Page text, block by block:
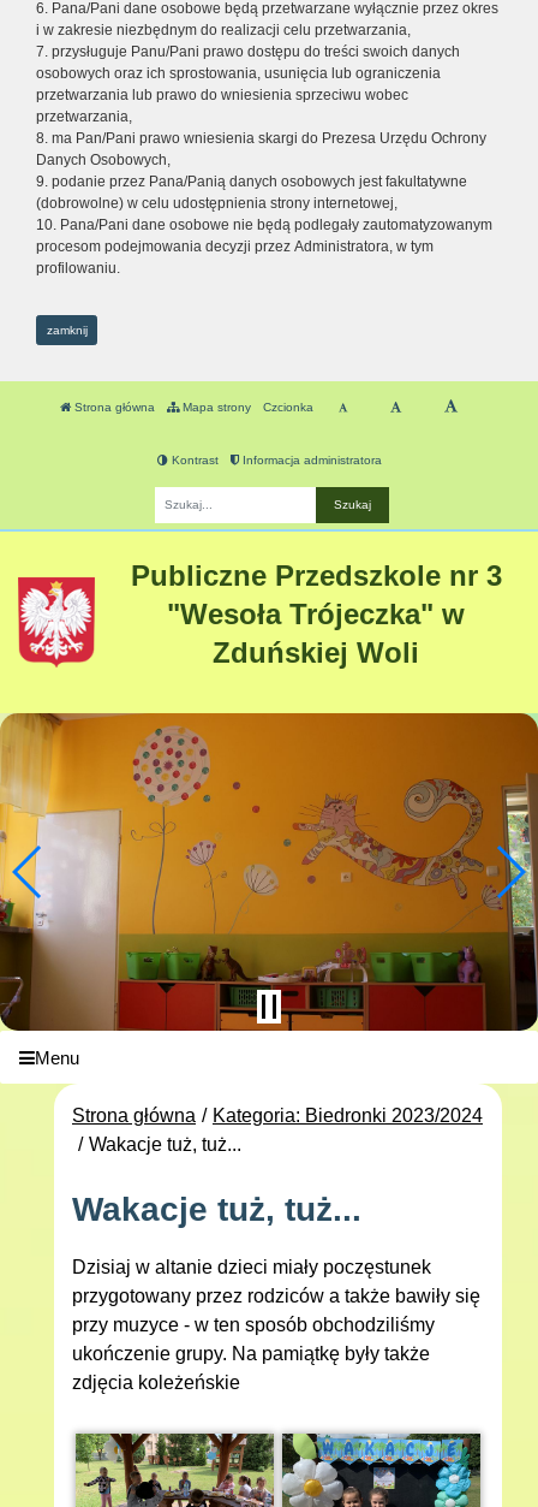
6. Pana/Pani dane osobowe będą przetwarzane wyłącznie przez okres
i w zakresie niezbędnym do realizacji celu przetwarzania,
7. przysługuje Panu/Pani prawo dostępu do treści swoich danych
osobowych oraz ich sprostowania, usunięcia lub ograniczenia
przetwarzania lub prawo do wniesienia sprzeciwu wobec
przetwarzania,
8. ma Pan/Pani prawo wniesienia skargi do Prezesa Urzędu Ochrony
Danych Osobowych,
9. podanie przez Pana/Panią danych osobowych jest fakultatywne
(dobrowolne) w celu udostępnienia strony internetowej,
10. Pana/Pani dane osobowe nie będą podlegały zautomatyzowanym
procesom podejmowania decyzji przez Administratora, w tym
profilowaniu.
zamknij
Strona główna Mapa strony Czcionka
Kontrast Informacja administratora
Publiczne Przedszkole nr 3
"Wesoła Trójeczka" w
Zduńskiej Woli
Menu
Strona główna
Kategoria: Biedronki 2023/2024
Wakacje tuż, tuż...
Wakacje tuż, tuż...
Dzisiaj w altanie dzieci miały poczęstunek
przygotowany przez rodziców a także bawiły się
przy muzyce - w ten sposób obchodziliśmy
ukończenie grupy. Na pamiątkę były także
zdjęcia koleżeńskie